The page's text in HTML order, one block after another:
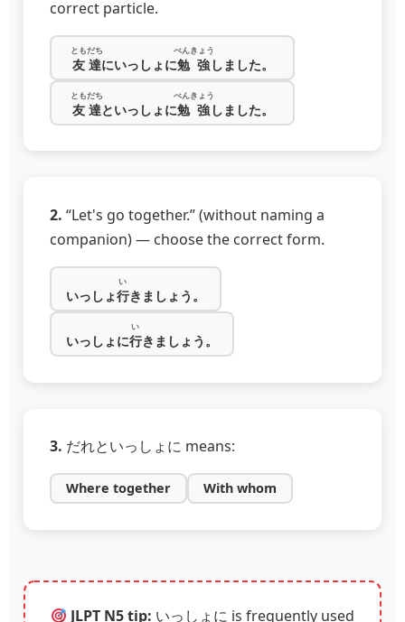
correct particle.
友達
ともだち
にいっしょに勉強
べんきょう
しました。
友達
ともだち
といっしょに勉強
べんきょう
しました。
2. “Let's go together.” (without naming a
companion) — choose the correct form.
いっしょ行
い
きましょう。
いっしょに行
い
きましょう。
3. だれといっしょに means:
Where together With whom
JLPT N5 tip: いっしょに is frequently used